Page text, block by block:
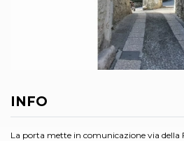
INFO
La porta mette in comunicazione via della